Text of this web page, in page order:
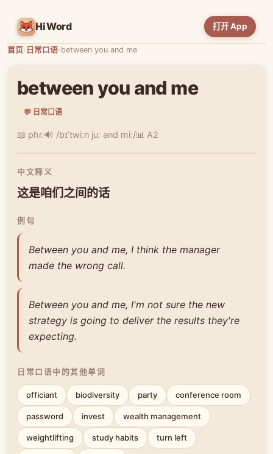
HiWord 打开 App
首页› 日常口语›between you and me
between you and me
💬 日常口语
📖 phr.🔊 /bɪˈtwiːn juː ənd miː/📊 A2
中文释义
这是咱们之间的话
例句
Between you and me, I think the manager
made the wrong call.
Between you and me, I'm not sure the new
strategy is going to deliver the results they're
expecting.
日常口语中的其他单词
officiant biodiversity party conference room
password invest wealth management
weightlifting study habits turn left